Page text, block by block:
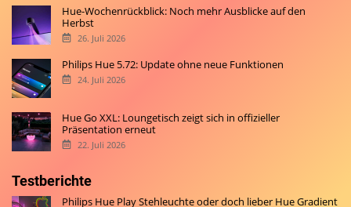
Hue-Wochenrückblick: Noch mehr Ausblicke auf den
Herbst
26. Juli 2026
Philips Hue 5.72: Update ohne neue Funktionen
24. Juli 2026
Hue Go XXL: Loungetisch zeigt sich in offizieller
Präsentation erneut
22. Juli 2026
Testberichte
Philips Hue Play Stehleuchte oder doch lieber Hue Gradient